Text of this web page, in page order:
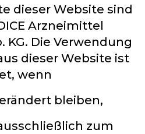
dieser Website sind
Arzneimittel
KG. Die Verwendung
dieser Website ist
wenn
bleiben,
zum